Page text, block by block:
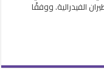
الفيدرالية. ووفقًا